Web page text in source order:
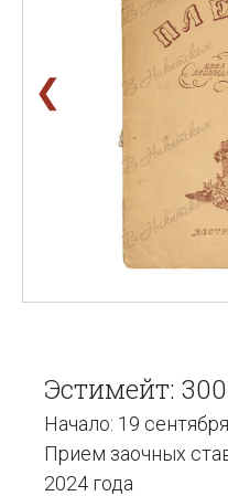
❮
Эстимейт:
Начало: 19
Прием заочных
2024 года